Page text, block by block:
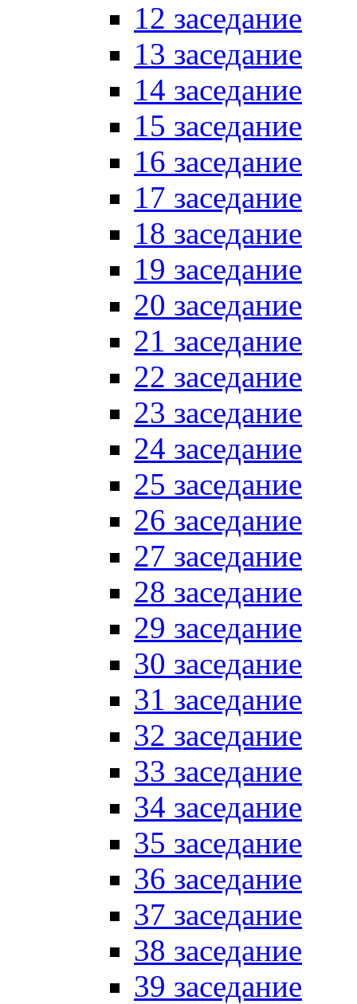
12 заседание
13 заседание
14 заседание
15 заседание
16 заседание
17 заседание
18 заседание
19 заседание
20 заседание
21 заседание
22 заседание
23 заседание
24 заседание
25 заседание
26 заседание
27 заседание
28 заседание
29 заседание
30 заседание
31 заседание
32 заседание
33 заседание
34 заседание
35 заседание
36 заседание
37 заседание
38 заседание
39 заседание